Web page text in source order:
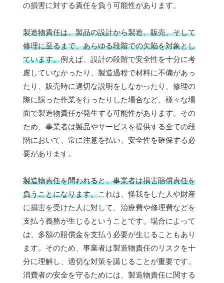
の損害に対する責任を負う可能性があります。
製造物責任は、製品の設計から製造、販売、そして
修理に至るまで、あらゆる段階での欠陥を対象とし
ています。例えば、設計の段階で安全性を十分に考
慮していなかったり、製造過程で材料に不備があっ
たり、販売時に適切な説明をしなかったり、修理の
際に誤った作業を行ったりした場合など、様々な場
面で製造物責任が発生する可能性があります。その
ため、事業者は製品やサービスを提供する全ての段
階において、常に注意を払い、安全性を確保する必
要があります。
製造物責任を問われると、事業者は損害賠償責任を
負うことになります。これは、怪我をした人や財産
に損害を受けた人に対して、治療費や修理費などを
支払う義務が生じるということです。場合によって
は、多額の賠償金を支払う必要が生じることもあり
ます。そのため、事業者は製造物責任のリスクを十
分に理解し、適切な対策を講じることが重要です。
消費者の安全を守るためには、製造物責任に関する